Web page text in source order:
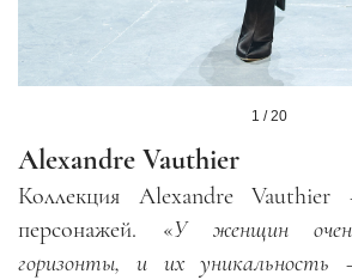
1 / 20
Alexandre Vauthier
Коллекция Alexandre Vauthier
персонажей. «У женщин
горизонты, и их уникальность